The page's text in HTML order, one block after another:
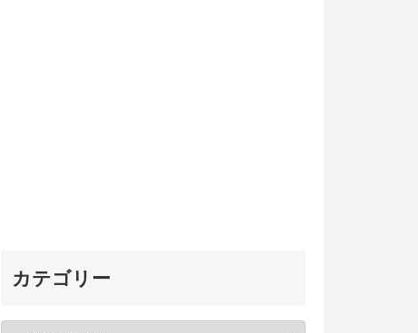
カテゴリー